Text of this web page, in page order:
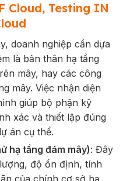
Cloud, Testing IN
doanh nghiệp cần dựa
là bản thân hạ tầng
mây, hay các công
mây. Việc nhận diện
giúp bộ phận kỹ
xác và thiết lập đúng
án cụ thể.
hạ tầng đám mây): Đây
độ ổn định, tính
của chính cơ sở hạ